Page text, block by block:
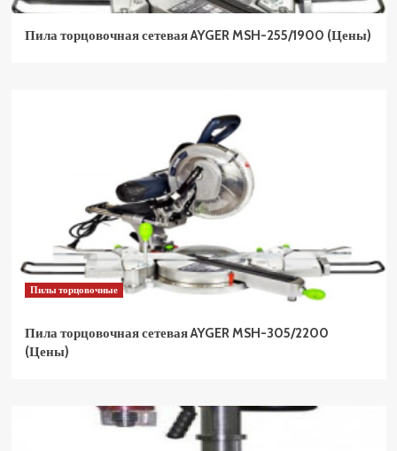
Пила торцовочная сетевая AYGER MSH-255/1900 (Цены)
Пилы торцовочные
Пила торцовочная сетевая AYGER MSH-305/2200
(Цены)